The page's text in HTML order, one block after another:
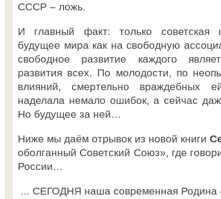
СССР – ложь.
И главный факт: только советская
будущее мира как на свободную
свободное развитие каждого
развития всех. По молодости, по
влияний, смертельно враждебных
наделала немало ошибок, а сейчас
Но будущее за ней…
Ниже мы даём отрывок из новой книги
оболганный Советский Союз», где
России…
... СЕГОДНЯ наша современная Родина